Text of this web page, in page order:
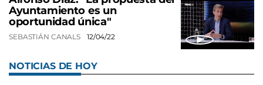
Ayuntamiento es un
oportunidad única"
SEBASTIÁN CANALS 12/04/22
NOTICIAS DE HOY